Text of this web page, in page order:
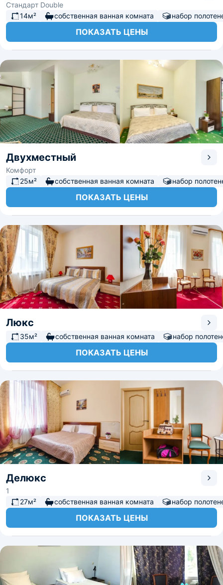
Стандарт Double
14м²
собственная ванная комната набор
ПОКАЗАТЬ ЦЕНЫ
Двухместный
Комфорт
25м²
собственная ванная комната набор
ПОКАЗАТЬ ЦЕНЫ
Люкс
35м² собственная ванная комната набор
ПОКАЗАТЬ ЦЕНЫ
Делюкс
1
27м²
собственная ванная комната набор
ПОКАЗАТЬ ЦЕНЫ